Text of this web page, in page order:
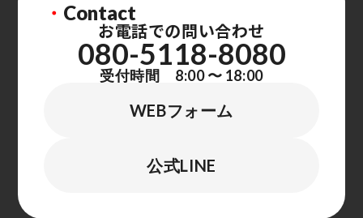
・ Contact
お電話での問い合わせ
080-5118-8080
受付時間 8:00 〜 18:00
WEBフォーム
公式LINE